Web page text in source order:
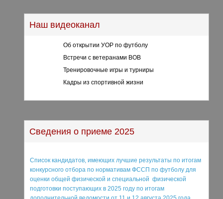
Наш видеоканал
Об открытии УОР по футболу
Встречи с ветеранами ВОВ
Тренировочные игры и турниры
Кадры из спортивной жизни
Сведения о приеме 2025
Список кандидатов, имеющих лучшие результаты по итогам
конкурсного отбора по нормативам ФССП по футболу для
оценки общей физической и специальной физической
подготовки поступающих в 2025 году по итогам